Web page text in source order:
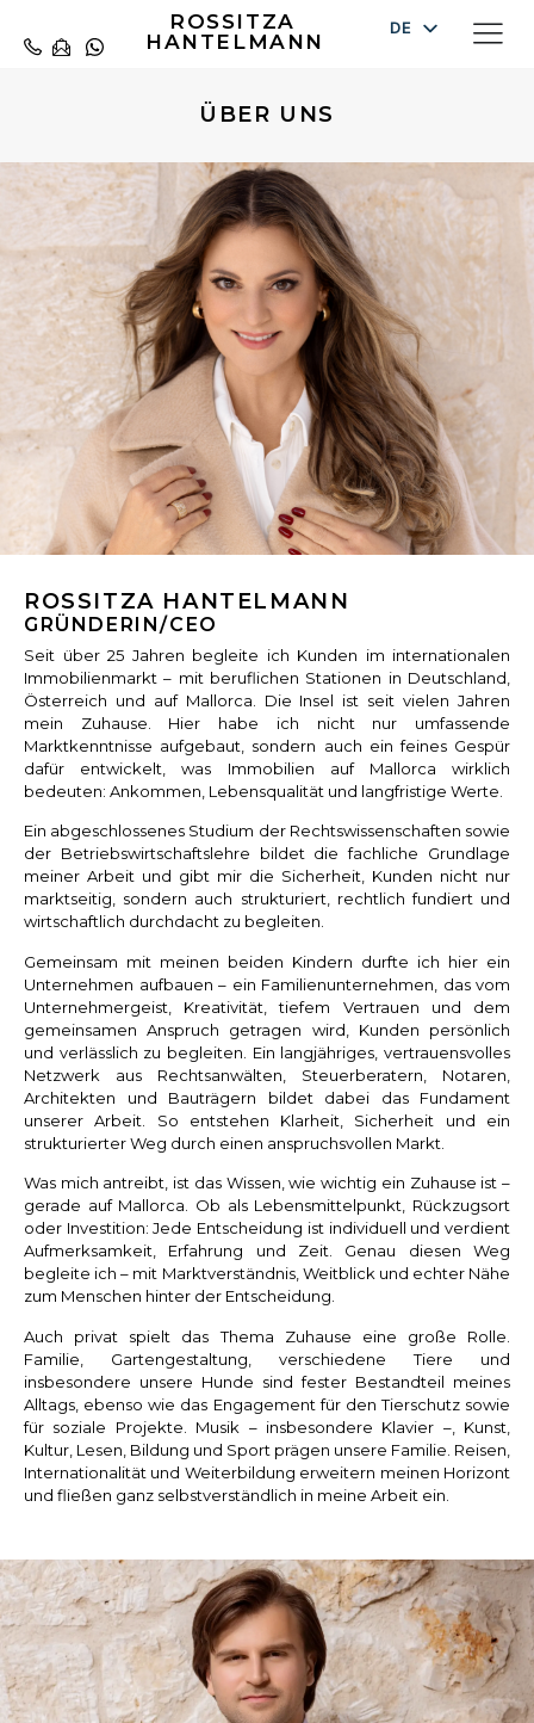
ROSSITZA
HANTELMANN
DE
ÜBER UNS
ROSSITZA HANTELMANN
GRÜNDERIN/CEO
Seit über 25 Jahren begleite ich Kunden im internationalen
Immobilienmarkt – mit beruflichen Stationen in Deutschland,
Österreich und auf Mallorca. Die Insel ist seit vielen Jahren
mein Zuhause. Hier habe ich nicht nur umfassende
Marktkenntnisse aufgebaut, sondern auch ein feines Gespür
dafür entwickelt, was Immobilien auf Mallorca wirklich
bedeuten: Ankommen, Lebensqualität und langfristige Werte.
Ein abgeschlossenes Studium der Rechtswissenschaften sowie
der Betriebswirtschaftslehre bildet die fachliche Grundlage
meiner Arbeit und gibt mir die Sicherheit, Kunden nicht nur
marktseitig, sondern auch strukturiert, rechtlich fundiert und
wirtschaftlich durchdacht zu begleiten.
Gemeinsam mit meinen beiden Kindern durfte ich hier ein
Unternehmen aufbauen – ein Familienunternehmen, das vom
Unternehmergeist, Kreativität, tiefem Vertrauen und dem
gemeinsamen Anspruch getragen wird, Kunden persönlich
und verlässlich zu begleiten. Ein langjähriges, vertrauensvolles
Netzwerk aus Rechtsanwälten, Steuerberatern, Notaren,
Architekten und Bauträgern bildet dabei das Fundament
unserer Arbeit. So entstehen Klarheit, Sicherheit und ein
strukturierter Weg durch einen anspruchsvollen Markt.
Was mich antreibt, ist das Wissen, wie wichtig ein Zuhause ist –
gerade auf Mallorca. Ob als Lebensmittelpunkt, Rückzugsort
oder Investition: Jede Entscheidung ist individuell und verdient
Aufmerksamkeit, Erfahrung und Zeit. Genau diesen Weg
begleite ich – mit Marktverständnis, Weitblick und echter Nähe
zum Menschen hinter der Entscheidung.
Auch privat spielt das Thema Zuhause eine große Rolle.
Familie, Gartengestaltung, verschiedene Tiere und
insbesondere unsere Hunde sind fester Bestandteil meines
Alltags, ebenso wie das Engagement für den Tierschutz sowie
für soziale Projekte. Musik – insbesondere Klavier –, Kunst,
Kultur, Lesen, Bildung und Sport prägen unsere Familie. Reisen,
Internationalität und Weiterbildung erweitern meinen Horizont
und fließen ganz selbstverständlich in meine Arbeit ein.